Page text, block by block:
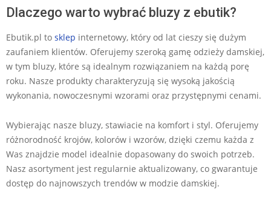
Dlaczego warto wybrać bluzy z ebutik?
Ebutik.pl to sklep internetowy, który od lat cieszy się dużym
zaufaniem klientów. Oferujemy szeroką gamę odzieży damskiej,
w tym bluzy, które są idealnym rozwiązaniem na każdą porę
roku. Nasze produkty charakteryzują się wysoką jakością
wykonania, nowoczesnymi wzorami oraz przystępnymi cenami.
Wybierając nasze bluzy, stawiacie na komfort i styl. Oferujemy
różnorodność krojów, kolorów i wzorów, dzięki czemu każda z
Was znajdzie model idealnie dopasowany do swoich potrzeb.
Nasz asortyment jest regularnie aktualizowany, co gwarantuje
dostęp do najnowszych trendów w modzie damskiej.